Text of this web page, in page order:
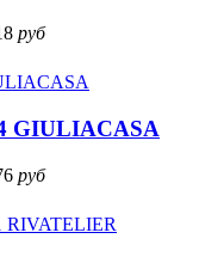
руб
GIULIACASA
руб